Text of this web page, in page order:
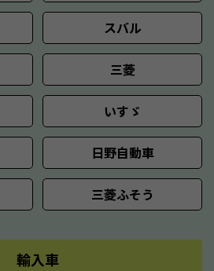
スバル
三菱
いすゞ
日野自動車
三菱ふそう
輸入車